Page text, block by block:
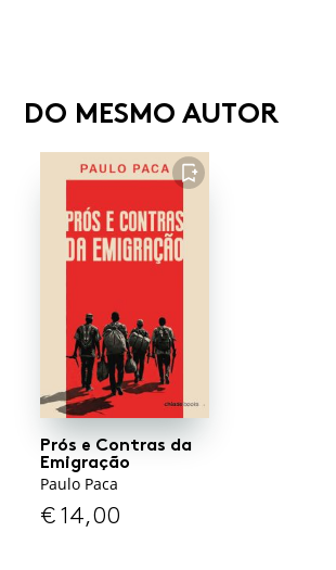
DO MESMO AUTOR
FAVORITO
Prós e Contras da
Emigração
Paulo Paca
€14,00